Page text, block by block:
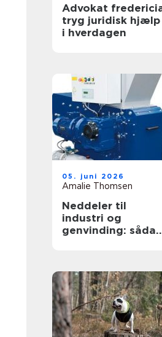
Advokat
tryg juridisk hjælp
i hverdagen
05. juni 2026
Amalie Thomsen
Neddeler til
industri og
genvinding: sådan